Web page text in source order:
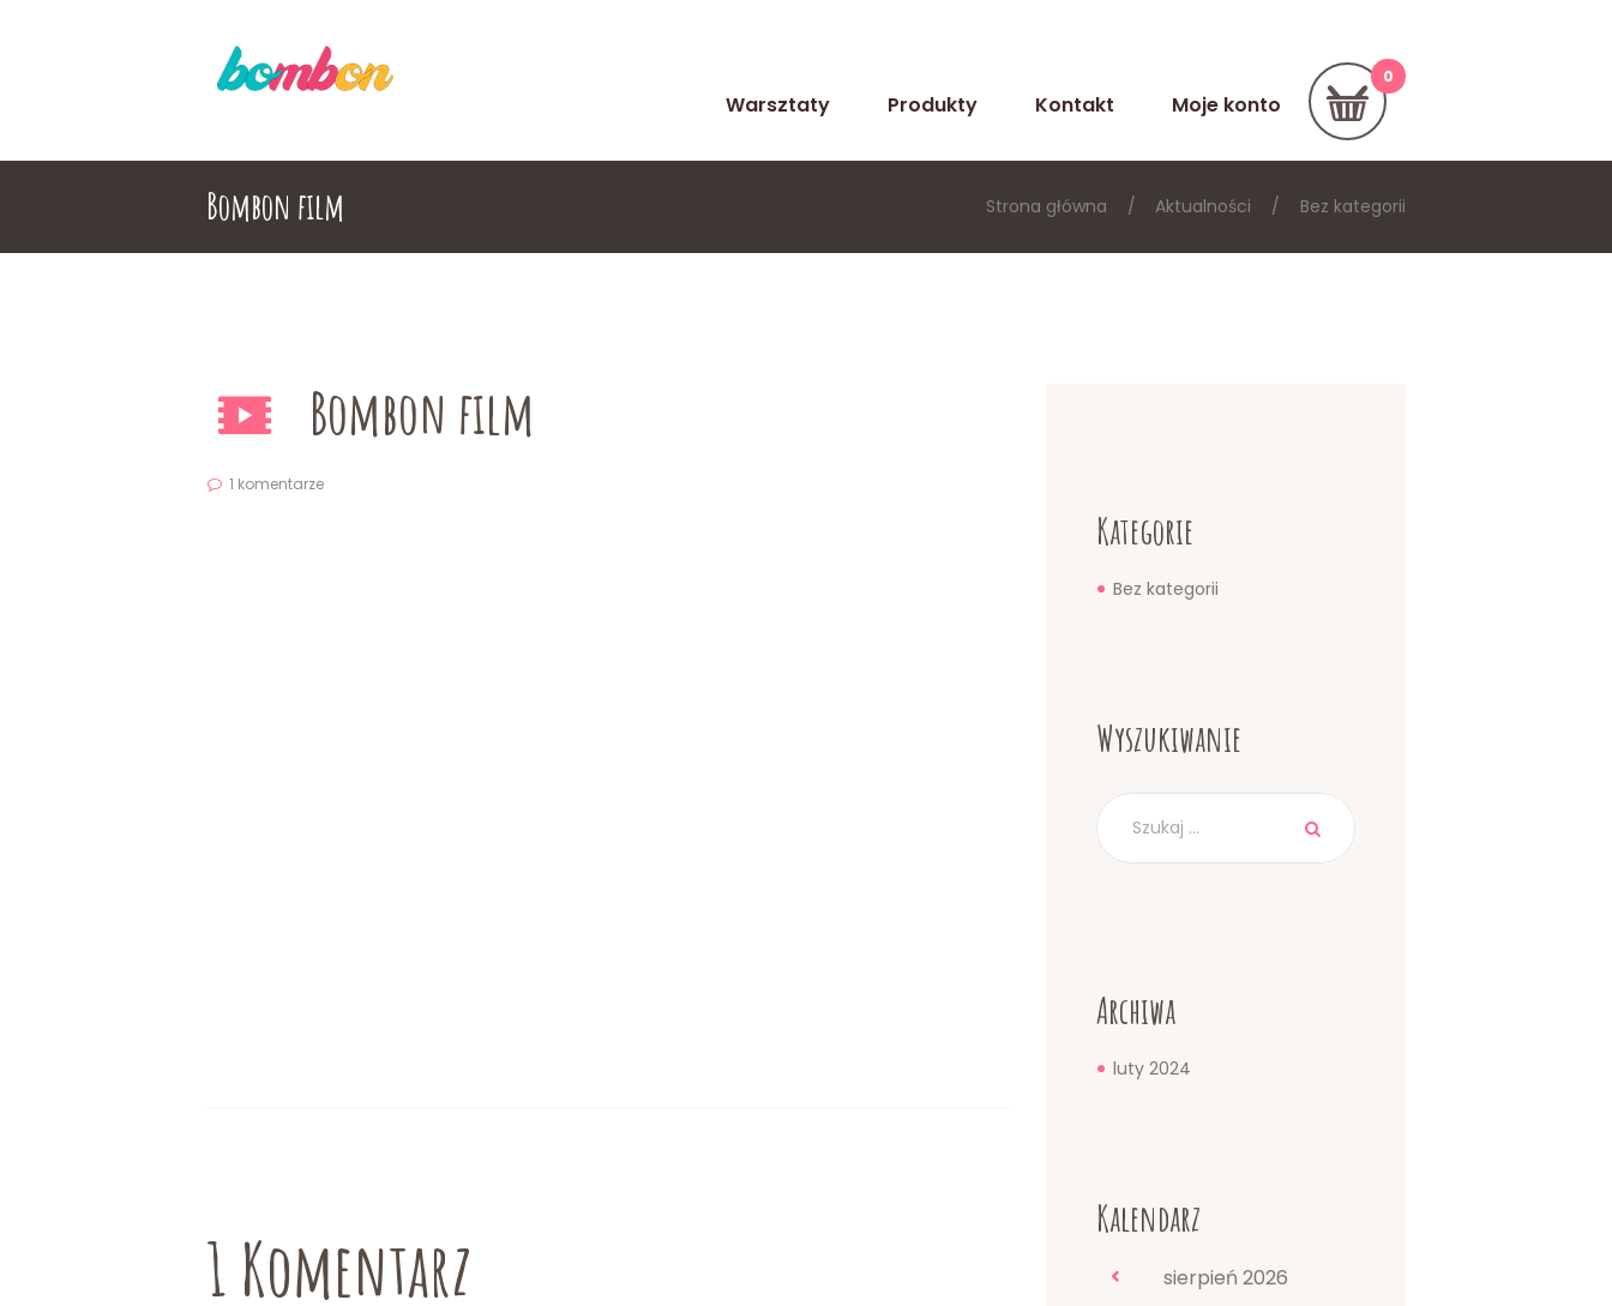
Warsztaty Produkty Kontakt Moje konto
Bombon film Strona główna Aktualności Bez kategorii
Bombon film
1 komentarze
1 Komentarz
Kategorie
Bez kategorii
Wyszukiwanie
Archiwa
luty 2024
Kalendarz
sierpień 2026